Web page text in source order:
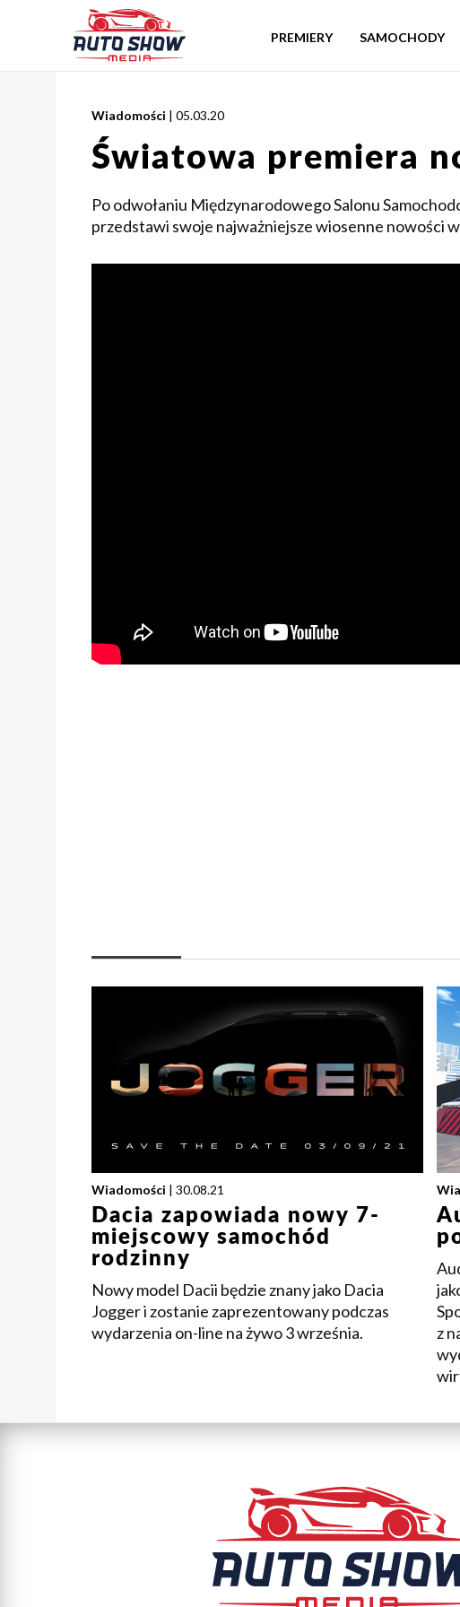
PREMIERY SAMOCHODY
Wiadomości | 05.03.20
Światowa premiera
Po odwołaniu Międzynarodowego Salonu
przedstawi swoje najważniejsze wiosenne nowości
Wiadomości | 30.08.21
Dacia zapowiada nowy 7-
miejscowy samochód
rodzinny
Nowy model Dacii będzie znany jako Dacia
Jogger i zostanie zaprezentowany podczas
wydarzenia on-line na żywo 3 września.
z